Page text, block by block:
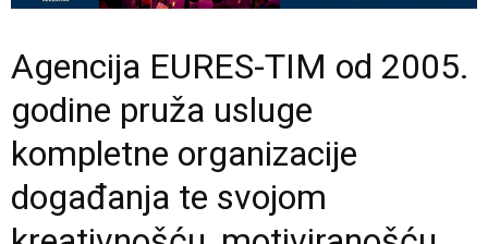
Agencija EURES-TIM od 2005.
godine pruža usluge
kompletne organizacije
događanja te svojom